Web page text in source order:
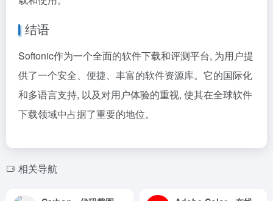
结语
Softonic作为一个全面的软件下载和评测平台, 为用户提
供了一个安全、便捷、丰富的软件资源库。它的国际化
和多语言支持, 以及对用户体验的重视, 使其在全球软件
下载领域中占据了重要的地位。
相关导航